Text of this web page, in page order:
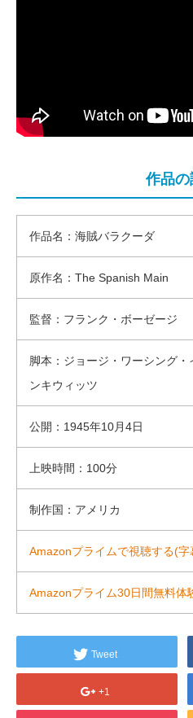
作品の
作品名：海賊バラクーダ
原作名：The Spanish Main
監督：フランク・ボーゼージ
脚本：ジョージ・ワーシング
ンキウィッツ
公開：1945年10月4日
上映時間：100分
制作国：アメリカ
Amazonプライムで視聴する(字
Amazonプライム30日間無料体
Tweet
+1